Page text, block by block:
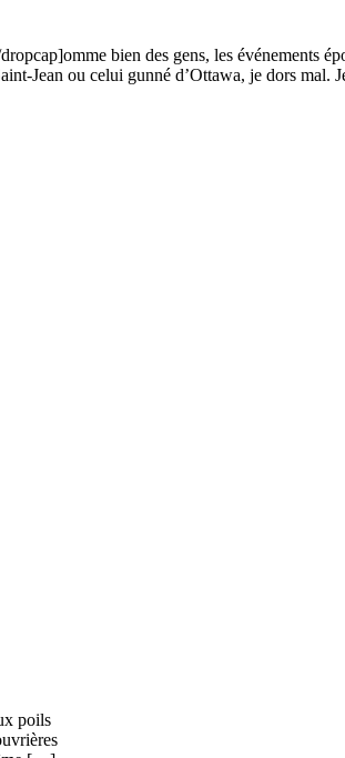
bien des gens, les événements
Jean ou celui gunné d’Ottawa, je dors mal.
poils